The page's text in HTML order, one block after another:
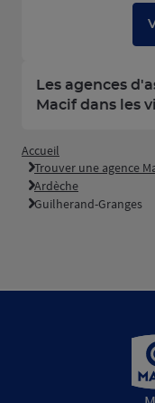
Les agences
Macif dans les
Accueil
Trouver une agence
Ardèche
Guilherand-Granges